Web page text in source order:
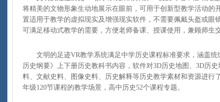
将精美的文物形象生动地展示在眼前，可用于创新型教学活动的
置适用于教学的虚拟现实及增强现实软件，不需要佩戴头盔或眼
可满足移动式教学的需要，方便老师备课、授课使用，兼顾师生
文明的足迹VR教学系统满足中学历史课程标准要求，涵盖统
历史纲要》上下册历史教科书内容，软件对3D历史地图、3D历
料、文献史料、图像史料、历史解释等历史教学素材和资源进行
年级120节课程的教学场景，高中历史52个课程专题。